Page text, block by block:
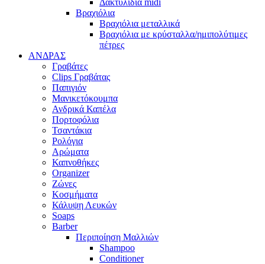
Βραχιόλια
Βραχιόλια μεταλλικά
Βραχιόλια με κρύσταλλα/ημιπολύτιμες
πέτρες
ΑΝΔΡΑΣ
Γραβάτες
Clips Γραβάτας
Παπιγιόν
Μανικετόκουμπα
Ανδρικά Καπέλα
Πορτοφόλια
Τσαντάκια
Ρολόγια
Αρώματα
Καπνοθήκες
Organizer
Ζώνες
Κοσμήματα
Κάλυψη Λευκών
Soaps
Barber
Περιποίηση Μαλλιών
Shampoo
Conditioner